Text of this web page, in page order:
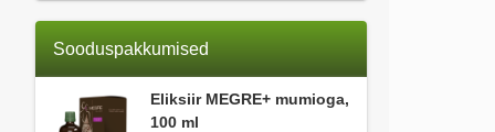
Sooduspakkumised
Eliksiir MEGRE+ mumioga,
100 ml